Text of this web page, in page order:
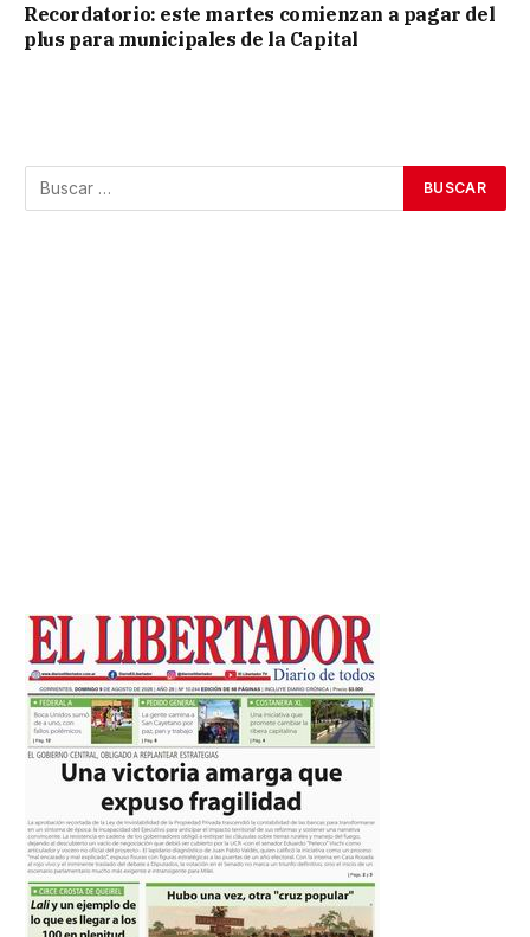
Recordatorio: este martes comienzan a pagar del
plus para municipales de la Capital